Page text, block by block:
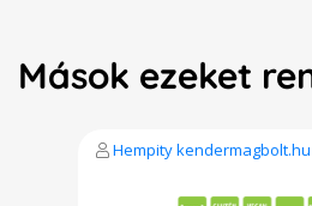
Mások ezeket
Hempity kendermagbolt.hu